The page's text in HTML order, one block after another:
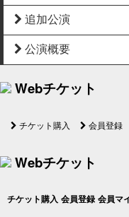
追加公演
公演概要
Webチケット
チケット購入 会員登録
Webチケット
チケット購入 会員登録 会員マ